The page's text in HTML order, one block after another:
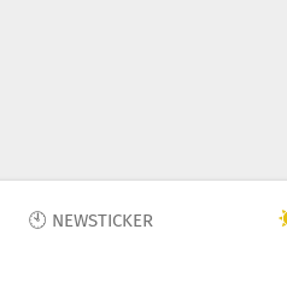
🕙 NEWSTICKER